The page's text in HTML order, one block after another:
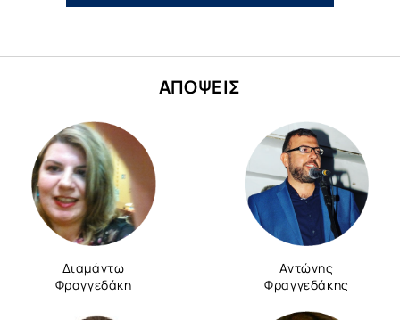
ΑΠΟΨΕΙΣ
Διαμάντω
Φραγγεδάκη
Αντώνης
Φραγγεδάκης